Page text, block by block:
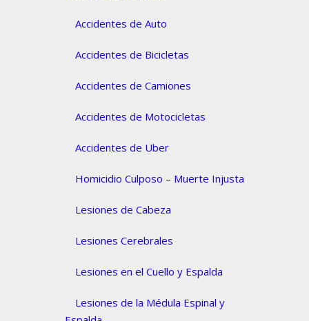
Accidentes de Auto
Accidentes de Bicicletas
Accidentes de Camiones
Accidentes de Motocicletas
Accidentes de Uber
Homicidio Culposo – Muerte Injusta
Lesiones de Cabeza
Lesiones Cerebrales
Lesiones en el Cuello y Espalda
Lesiones de la Médula Espinal y